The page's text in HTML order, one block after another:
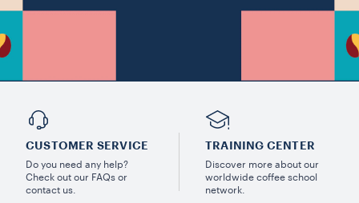
CUSTOMER SERVICE
Do you need any help?
Check out our FAQs or
contact us.
TRAINING CENTER
Discover more about our
worldwide coffee school
network.